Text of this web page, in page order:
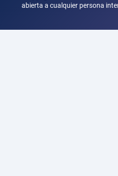
abierta a cualquier persona